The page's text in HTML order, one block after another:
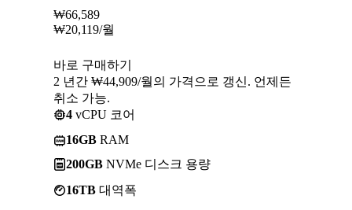
₩66,589
₩20,119/월
바로 구매하기
2 년간 ₩44,909/월의 가격으로 갱신. 언제든
취소 가능.
4 vCPU 코어
16GB RAM
200GB NVMe 디스크 용량
16TB 대역폭